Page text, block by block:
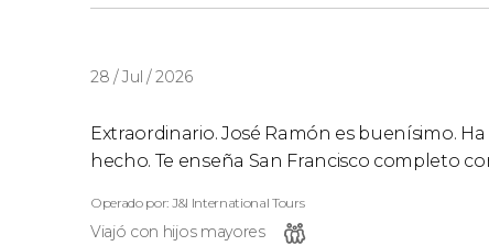
28 / Jul / 2026
Extraordinario. José Ramón es buenísimo.
hecho. Te enseña San Francisco completo
Operado por: J&l International Tours
Viajó con hijos mayores